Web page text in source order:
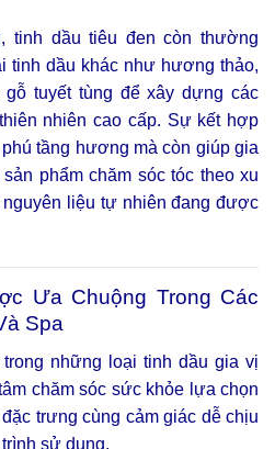
tinh dầu tiêu đen còn thường
tinh dầu khác như hương thảo,
tuyết tùng để xây dựng các
nhiên cao cấp. Sự kết hợp
tầng hương mà còn giúp gia
phẩm chăm sóc tóc theo xu
liệu tự nhiên đang được
Ưa Chuộng Trong Các
Spa
những loại tinh dầu gia vị
chăm sóc sức khỏe lựa chọn
trưng cùng cảm giác dễ chịu
sử dụng.